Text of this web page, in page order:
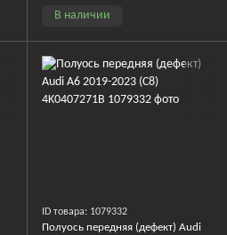
В наличии
ID товара: 1079332
Полуось передняя (дефект) Audi